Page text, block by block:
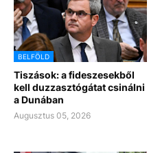
BELFÖLD
Tiszások: a fideszesekből
kell duzzasztógátat csinálni
a Dunában
Augusztus 05, 2026